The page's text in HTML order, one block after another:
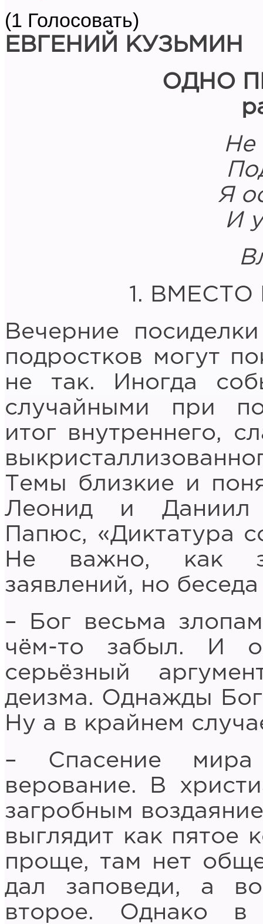
(1 Голосовать)
ЕВГЕНИЙ КУЗЬМИН
ОДНО
Не
Я
И
1.
Вечерние
подростков могут
не так. Иногда
случайными при
итог внутреннего,
Темы близкие и
Леонид и Даниил
Папюс, «Диктатура
Не важно, как
заявлений, но
– Бог весьма
чём-то забыл. И
серьёзный
деизма. Однажды
Ну а в крайнем
– Спасение
верование. В
загробным
выглядит как пятое
проще, там нет
дал заповеди, а
второе. Однако